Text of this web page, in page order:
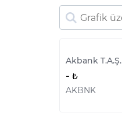
Akbank T.A.Ş.
-
AKBNK